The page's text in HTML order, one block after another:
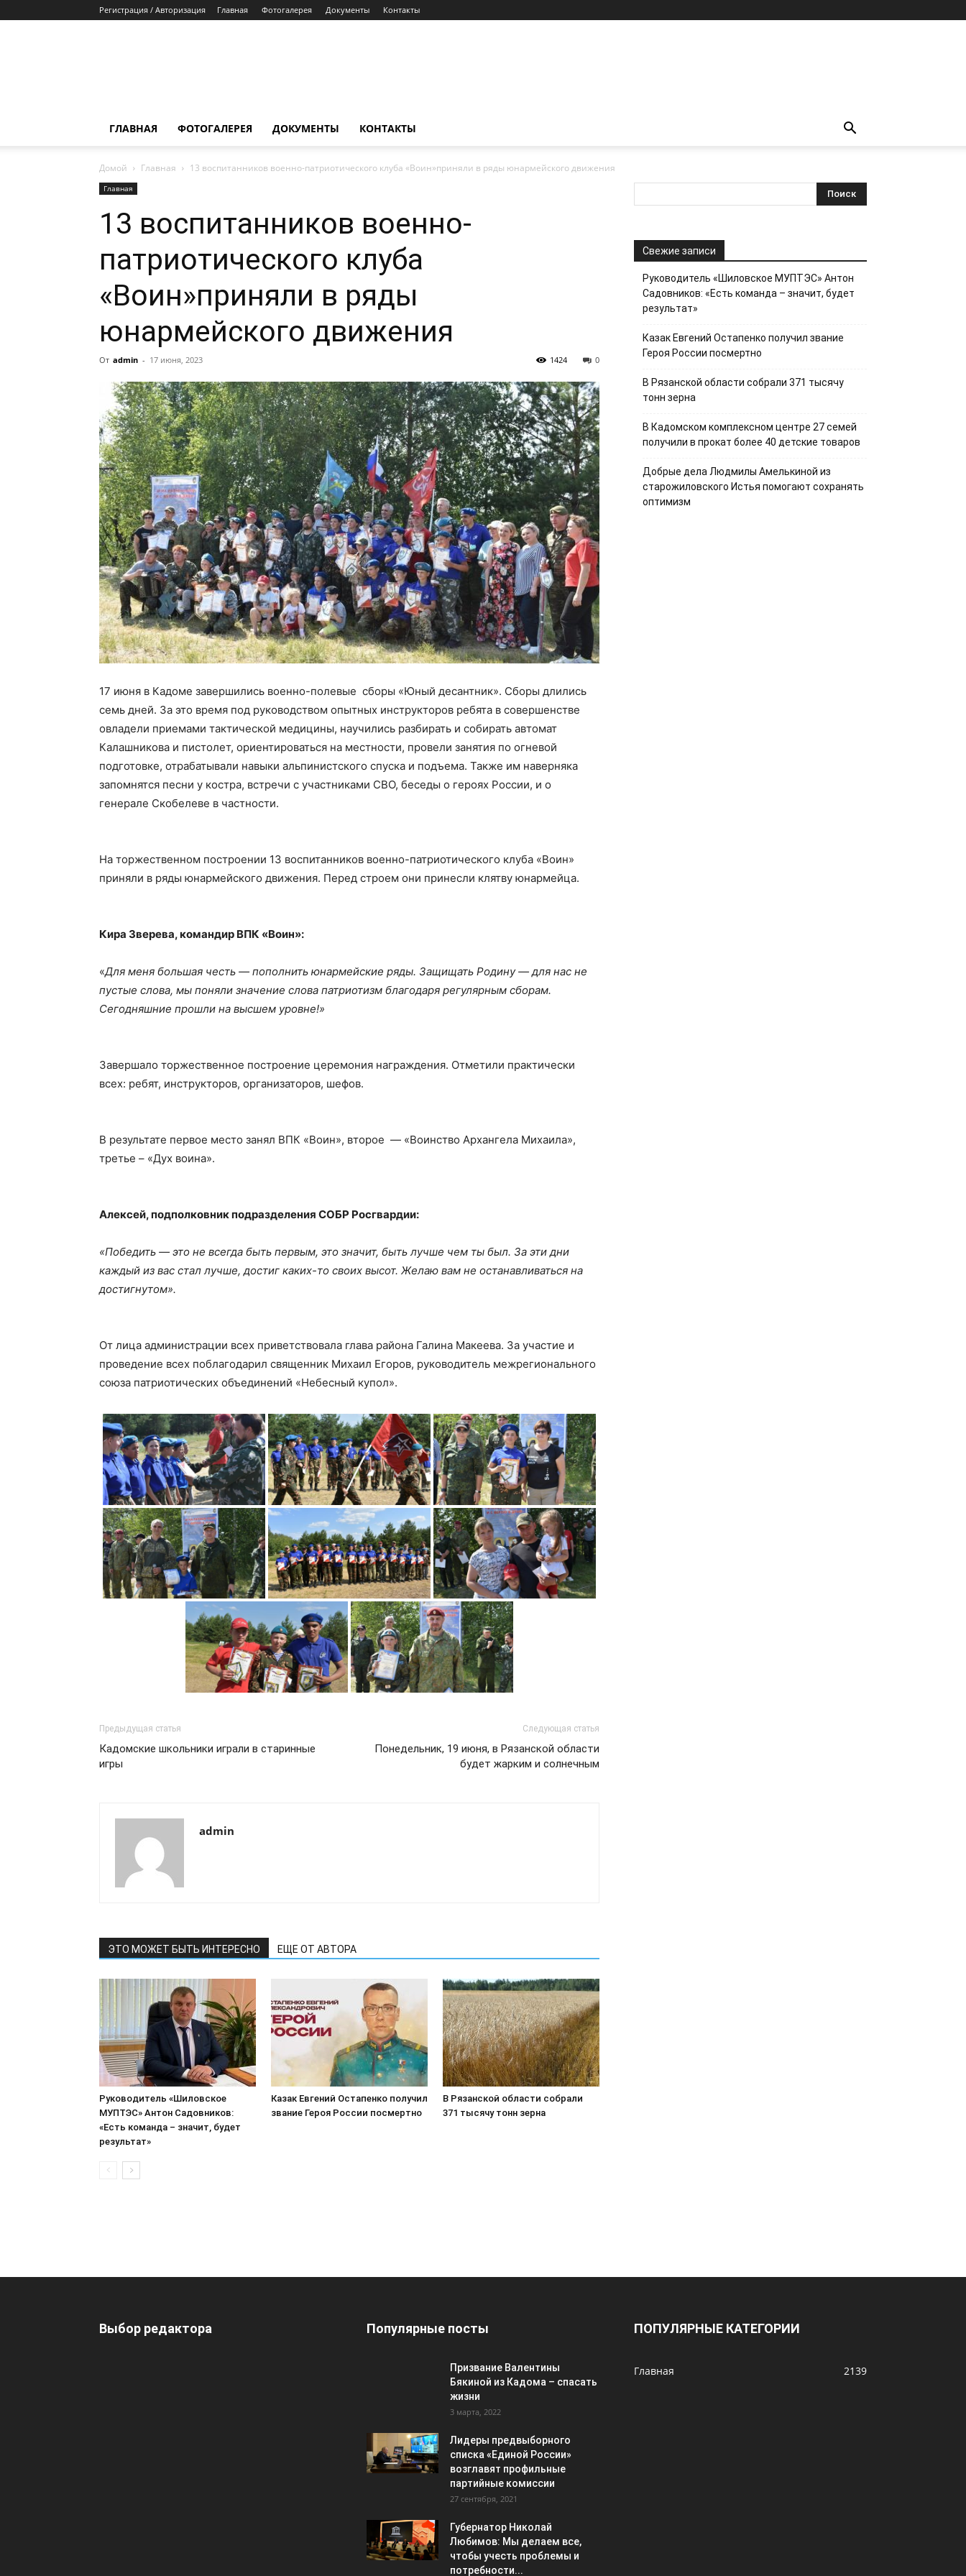
Регистрация / Авторизация Главная Фотогалерея Документы Контакты
ГЛАВНАЯ ФОТОГАЛЕРЕЯ ДОКУМЕНТЫ КОНТАКТЫ
Домой Главная 13 воспитанников военно-патриотического клуба «Воин»приняли в ряды юнармейского движения
Главная
13 воспитанников военно-
патриотического клуба
«Воин»приняли в ряды
юнармейского движения
От admin - 17 июня, 2023 0
1424
17 июня в Кадоме завершились военно-полевые сборы «Юный десантник». Сборы длились
семь дней. За это время под руководством опытных инструкторов ребята в совершенстве
овладели приемами тактической медицины, научились разбирать и собирать автомат
Калашникова и пистолет, ориентироваться на местности, провели занятия по огневой
подготовке, отрабатывали навыки альпинистского спуска и подъема. Также им наверняка
запомнятся песни у костра, встречи с участниками СВО, беседы о героях России, и о
генерале Скобелеве в частности.
На торжественном построении 13 воспитанников военно-патриотического клуба «Воин»
приняли в ряды юнармейского движения. Перед строем они принесли клятву юнармейца.
Кира Зверева, командир ВПК «Воин»:
«Для меня большая честь — пополнить юнармейские ряды. Защищать Родину — для нас не
пустые слова, мы поняли значение слова патриотизм благодаря регулярным сборам.
Сегодняшние прошли на высшем уровне!»
Завершало торжественное построение церемония награждения. Отметили практически
всех: ребят, инструкторов, организаторов, шефов.
В результате первое место занял ВПК «Воин», второе — «Воинство Архангела Михаила»,
третье – «Дух воина».
Алексей, подполковник подразделения СОБР Росгвардии:
«Победить — это не всегда быть первым, это значит, быть лучше чем ты был. За эти дни
каждый из вас стал лучше, достиг каких-то своих высот. Желаю вам не останавливаться на
достигнутом».
От лица администрации всех приветствовала глава района Галина Макеева. За участие и
проведение всех поблагодарил священник Михаил Егоров, руководитель межрегионального
союза патриотических объединений «Небесный купол».
Предыдущая статья
Кадомские школьники играли в старинные
игры
Следующая статья
Понедельник, 19 июня, в Рязанской области
будет жарким и солнечным
admin
ЭТО МОЖЕТ БЫТЬ ИНТЕРЕСНО ЕЩЕ ОТ АВТОРА
Руководитель «Шиловское
МУПТЭС» Антон Садовников:
«Есть команда – значит, будет
результат»
Казак Евгений Остапенко получил
звание Героя России посмертно
В Рязанской области собрали
371 тысячу тонн зерна
Свежие записи
Руководитель «Шиловское МУПТЭС» Антон
Садовников: «Есть команда – значит, будет
результат»
Казак Евгений Остапенко получил звание
Героя России посмертно
В Рязанской области собрали 371 тысячу
тонн зерна
В Кадомском комплексном центре 27 семей
получили в прокат более 40 детские товаров
Добрые дела Людмилы Амелькиной из
старожиловского Истья помогают сохранять
оптимизм
Выбор редактора Популярные посты
Призвание Валентины
Бякиной из Кадома – спасать
жизни
3 марта, 2022
Лидеры предвыборного
списка «Единой России»
возглавят профильные
партийные комиссии
27 сентября, 2021
Губернатор Николай
Любимов: Мы делаем все,
чтобы учесть проблемы и
потребности...
ПОПУЛЯРНЫЕ КАТЕГОРИИ
Главная 2139